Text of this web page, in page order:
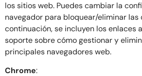
los sitios web. Puedes cambiar la
navegador para bloquear/eliminar las
continuación, se incluyen los enlaces
soporte sobre cómo gestionar y
principales navegadores web.
Chrome: